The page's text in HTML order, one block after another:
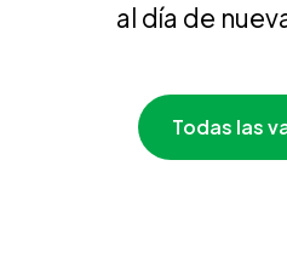
al día de
Todas las